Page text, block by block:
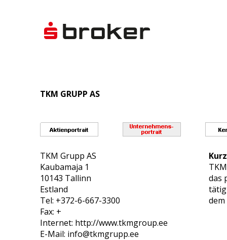
TKM GRUPP AS
TKM Grupp AS
Kaubamaja 1
10143 Tallinn
Estland
Tel: +372-6-667-3300
Fax: +
Internet: http://www.tkmgroup.ee
E-Mail: info@tkmgrupp.ee
das
dem